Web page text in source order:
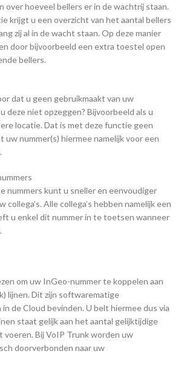
over hoeveel bellers er in de wachtrij staan.
krijgt u een overzicht van het aantal bellers
zij al in de wacht staan. Op deze manier
door bijvoorbeeld een extra toestel open
bellers.
dat u geen gebruikmaakt van uw
deze niet opzeggen? Bijvoorbeeld als u
locatie. Dat is met deze functie geen
uw nummer(s) hiermee namelijk voor een
nummers kunt u sneller en eenvoudiger
collega’s. Alle collega’s hebben namelijk een
u enkel dit nummer in te toetsen wanneer
om uw InGeo-nummer te koppelen aan
lijnen. Dit zijn softwarematige
de Cloud bevinden. U belt hiermee dus via
staat gelijk aan het aantal gelijktijdige
voeren. Bij VoIP Trunk worden uw
doorverbonden naar uw